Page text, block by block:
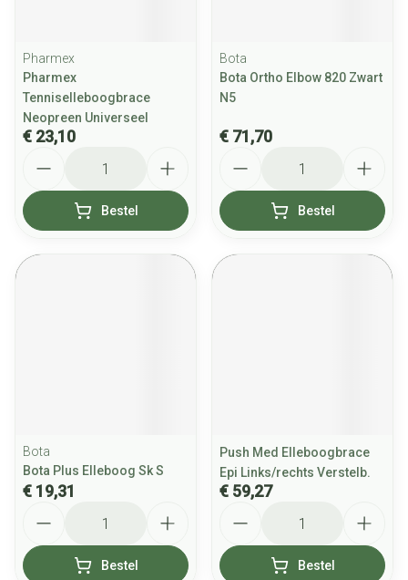
Pharmex
Pharmex
Tenniselleboogbrace
Neopreen Universeel
€ 23,10
Bestel
Bota
Bota Ortho Elbow 820 Zwart
N5
€ 71,70
Bestel
Bota
Bota Plus Elleboog Sk S
€ 19,31
Bestel
Push Med Elleboogbrace
Epi Links/rechts Verstelb.
€ 59,27
Bestel